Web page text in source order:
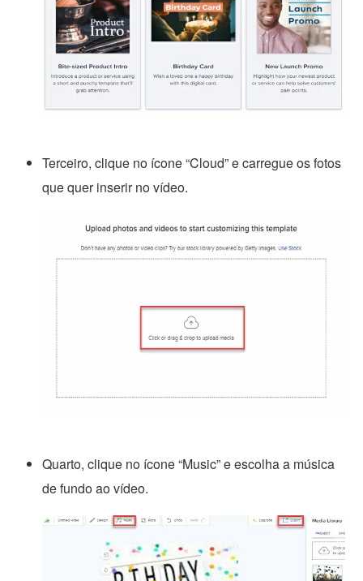
Terceiro, clique no ícone “Cloud” e carregue os fotos
que quer inserir no vídeo.
Quarto, clique no ícone “Music” e escolha a música
de fundo ao vídeo.